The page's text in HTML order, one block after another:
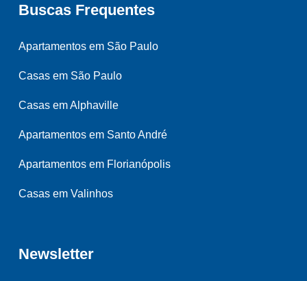
Buscas Frequentes
Apartamentos em São Paulo
Casas em São Paulo
Casas em Alphaville
Apartamentos em Santo André
Apartamentos em Florianópolis
Casas em Valinhos
Newsletter